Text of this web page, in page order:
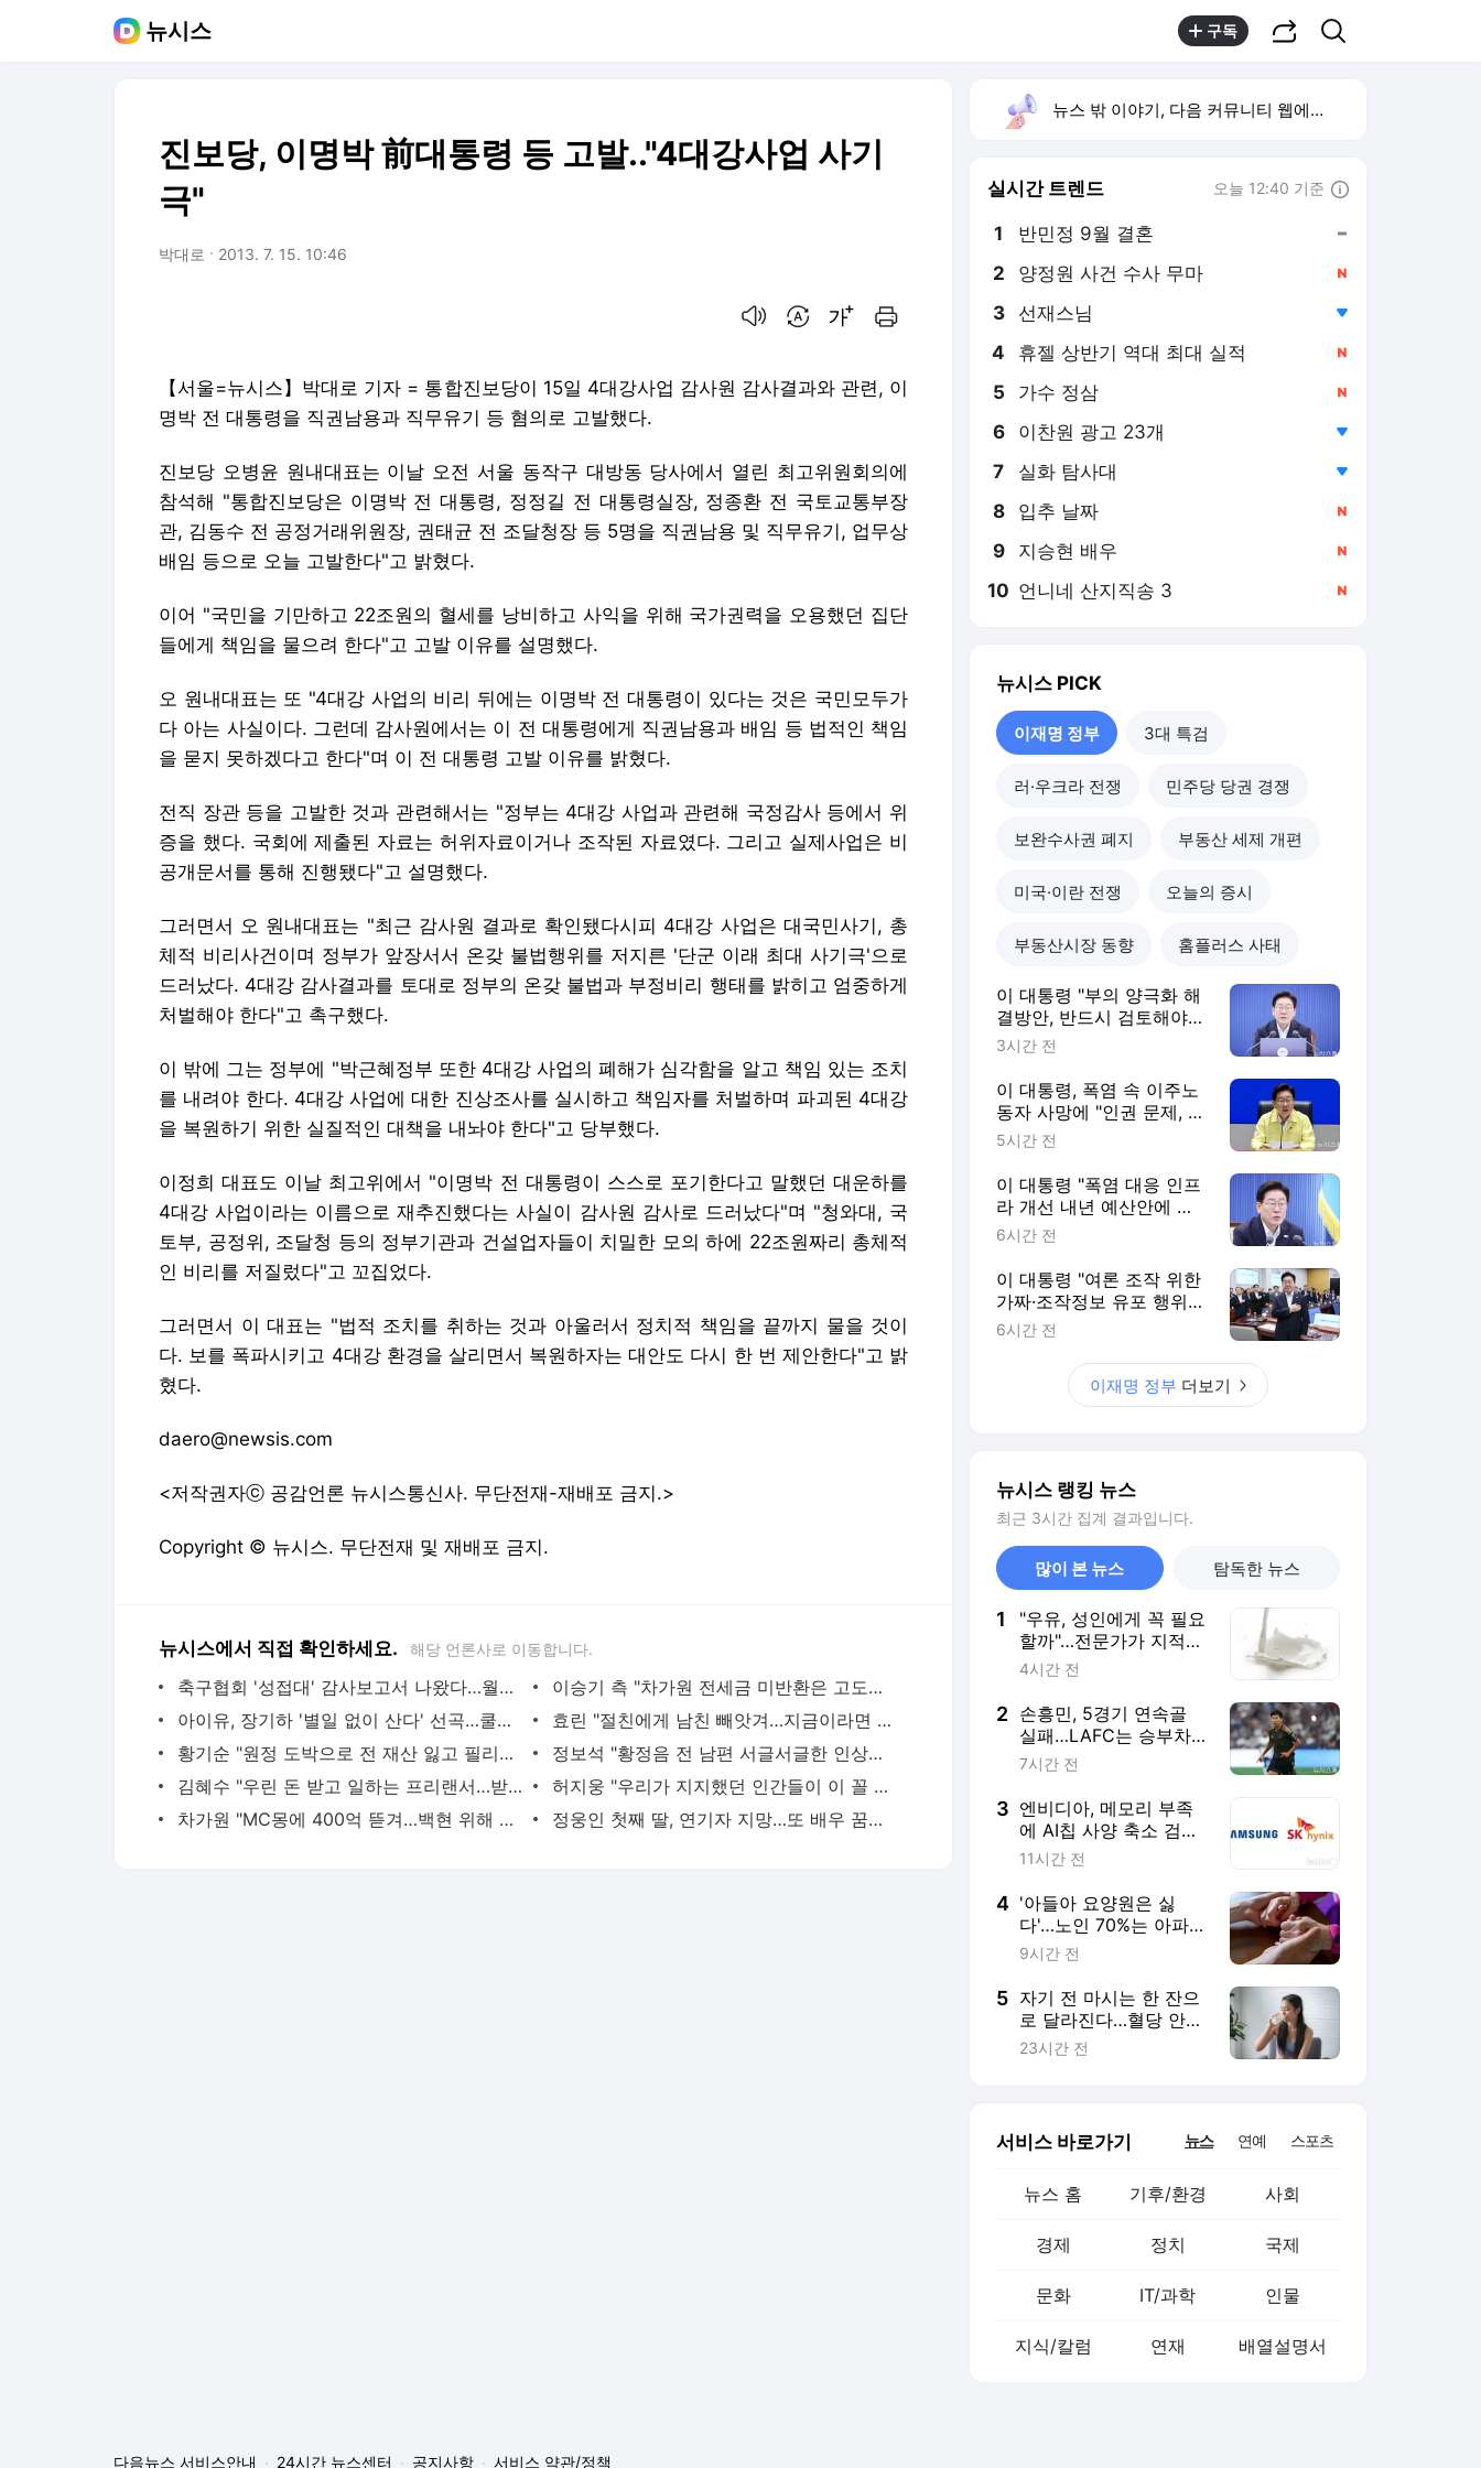
뉴시스 구독
진보당, 이명박 前대통령 등 고발.."4대강사업 사기
극"
박대로 2013. 7. 15. 10:46
【서울=뉴시스】박대로 기자 = 통합진보당이 15일 4대강사업 감사원 감사결과와 관련, 이
명박 전 대통령을 직권남용과 직무유기 등 혐의로 고발했다.
진보당 오병윤 원내대표는 이날 오전 서울 동작구 대방동 당사에서 열린 최고위원회의에
참석해 "통합진보당은 이명박 전 대통령, 정정길 전 대통령실장, 정종환 전 국토교통부장
관, 김동수 전 공정거래위원장, 권태균 전 조달청장 등 5명을 직권남용 및 직무유기, 업무상
배임 등으로 오늘 고발한다"고 밝혔다.
이어 "국민을 기만하고 22조원의 혈세를 낭비하고 사익을 위해 국가권력을 오용했던 집단
들에게 책임을 물으려 한다"고 고발 이유를 설명했다.
오 원내대표는 또 "4대강 사업의 비리 뒤에는 이명박 전 대통령이 있다는 것은 국민모두가
다 아는 사실이다. 그런데 감사원에서는 이 전 대통령에게 직권남용과 배임 등 법적인 책임
을 묻지 못하겠다고 한다"며 이 전 대통령 고발 이유를 밝혔다.
전직 장관 등을 고발한 것과 관련해서는 "정부는 4대강 사업과 관련해 국정감사 등에서 위
증을 했다. 국회에 제출된 자료는 허위자료이거나 조작된 자료였다. 그리고 실제사업은 비
공개문서를 통해 진행됐다"고 설명했다.
그러면서 오 원내대표는 "최근 감사원 결과로 확인됐다시피 4대강 사업은 대국민사기, 총
체적 비리사건이며 정부가 앞장서서 온갖 불법행위를 저지른 '단군 이래 최대 사기극'으로
드러났다. 4대강 감사결과를 토대로 정부의 온갖 불법과 부정비리 행태를 밝히고 엄중하게
처벌해야 한다"고 촉구했다.
이 밖에 그는 정부에 "박근혜정부 또한 4대강 사업의 폐해가 심각함을 알고 책임 있는 조치
를 내려야 한다. 4대강 사업에 대한 진상조사를 실시하고 책임자를 처벌하며 파괴된 4대강
을 복원하기 위한 실질적인 대책을 내놔야 한다"고 당부했다.
이정희 대표도 이날 최고위에서 "이명박 전 대통령이 스스로 포기한다고 말했던 대운하를
4대강 사업이라는 이름으로 재추진했다는 사실이 감사원 감사로 드러났다"며 "청와대, 국
토부, 공정위, 조달청 등의 정부기관과 건설업자들이 치밀한 모의 하에 22조원짜리 총체적
인 비리를 저질렀다"고 꼬집었다.
그러면서 이 대표는 "법적 조치를 취하는 것과 아울러서 정치적 책임을 끝까지 물을 것이
다. 보를 폭파시키고 4대강 환경을 살리면서 복원하자는 대안도 다시 한 번 제안한다"고 밝
혔다.
daero@newsis.com
<저작권자ⓒ 공감언론 뉴시스통신사. 무단전재-재배포 금지.>
Copyright © 뉴시스. 무단전재 및 재배포 금지.
뉴시스에서 직접 확인하세요. 해당 언론사로 이동합니다.
축구협회 '성접대' 감사보고서 나왔다…월드컵·올림픽 심판 포함
이승기 측 "차가원 전세금 미반환은 고도의 사기 수법…엄벌 원해"
아이유, 장기하 '별일 없이 산다' 선곡…쿨한 일상 공개
효린 "절친에게 남친 빼앗겨…지금이라면 가만 안 있어"
황기순 "원정 도박으로 전 재산 잃고 필리핀 도피"
정보석 "황정음 전 남편 서글서글한 인상이었는데…"
김혜수 "우린 돈 받고 일하는 프리랜서…받는 만큼 해내야"
허지웅 "우리가 지지했던 인간들이 이 꼴 만들었다"…형소법 개정에 격한 반응
차가원 "MC몽에 400억 뜯겨…백현 위해 도박빚 갚아줘"
정웅인 첫째 딸, 연기자 지망…또 배우 꿈꾸는 스타 2세
뉴스 밖 이야기, 다음 커뮤니티 웹에서 보기
실시간 트렌드 오늘 12:40 기준
1 반민정 9월 결혼
2 양정원 사건 수사 무마
3 선재스님
4 휴젤 상반기 역대 최대 실적
5 가수 정삼
6 이찬원 광고 23개
7 실화 탐사대
8 입추 날짜
9 지승현 배우
10 언니네 산지직송 3
뉴시스 PICK
이재명 정부 3대 특검
러·우크라 전쟁 민주당 당권 경쟁
보완수사권 폐지 부동산 세제 개편
미국·이란 전쟁 오늘의 증시
부동산시장 동향 홈플러스 사태
이 대통령 "부의 양극화 해
결방안, 반드시 검토해야
하지만 까다로운 일"
3시간 전
이 대통령, 폭염 속 이주노
동자 사망에 "인권 문제, 韓
이미지·경제에도 악영향"
5시간 전
이 대통령 "폭염 대응 인프
라 개선 내년 예산안에 반
영…청년 대책 속도 높여
6시간 전
이 대통령 "여론 조작 위한
가짜·조작정보 유포 행위
엄정 대응해주길"
6시간 전
이재명 정부 더보기
뉴시스 랭킹 뉴스
최근 3시간 집계 결과입니다.
많이 본 뉴스 탐독한 뉴스
1
"우유, 성인에게 꼭 필요
할까"…전문가가 지적한
‘뜻밖의 진실’
4시간 전
2 손흥민, 5경기 연속골
실패…LAFC는 승부차
기 끝 과달라하라 격파
7시간 전
3 엔비디아, 메모리 부족
에 AI칩 사양 축소 검
토…삼전닉스 '가격 주도
11시간 전
4 '아들아 요양원은 싫
다'…노인 70%는 아파도
집 거주 희망
9시간 전
5 자기 전 마시는 한 잔으
로 달라진다…혈당 안정
돕는 음료 6가지
23시간 전
서비스 바로가기 뉴스 연예 스포츠
뉴스 홈 기후/환경 사회
경제 정치 국제
문화 IT/과학 인물
지식/칼럼 연재 배열설명서
다음뉴스 서비스안내 24시간 뉴스센터 공지사항 서비스 약관/정책